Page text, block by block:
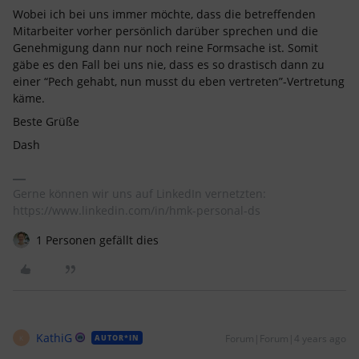
Wobei ich bei uns immer möchte, dass die betreffenden
Mitarbeiter vorher persönlich darüber sprechen und die
Genehmigung dann nur noch reine Formsache ist. Somit
gäbe es den Fall bei uns nie, dass es so drastisch dann zu
einer “Pech gehabt, nun musst du eben vertreten”-Vertretung
käme.
Beste Grüße
Dash
Gerne können wir uns auf LinkedIn vernetzten:
https://www.linkedin.com/in/hmk-personal-ds
1 Personen gefällt dies
KathiG AUTOR*IN Forum|Forum|4 years ago